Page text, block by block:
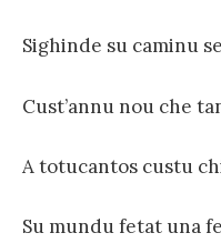
Sighinde su caminu
Cust’annu nou che
A totucantos custu
Su mundu fetat una